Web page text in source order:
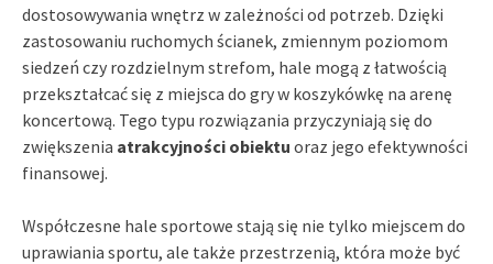
dostosowywania wnętrz w zależności od potrzeb. Dzięki
zastosowaniu ruchomych ścianek, zmiennym poziomom
siedzeń czy rozdzielnym strefom, hale mogą z łatwością
przekształcać się z miejsca do gry w koszykówkę na arenę
koncertową. Tego typu rozwiązania przyczyniają się do
zwiększenia atrakcyjności obiektu oraz jego efektywności
finansowej.
Współczesne hale sportowe stają się nie tylko miejscem do
uprawiania sportu, ale także przestrzenią, która może być